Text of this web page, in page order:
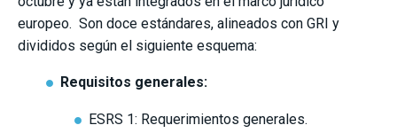
europeo. Son doce estándares, alineados con GRI y
divididos según el siguiente esquema:
Requisitos generales:
ESRS 1: Requerimientos generales.